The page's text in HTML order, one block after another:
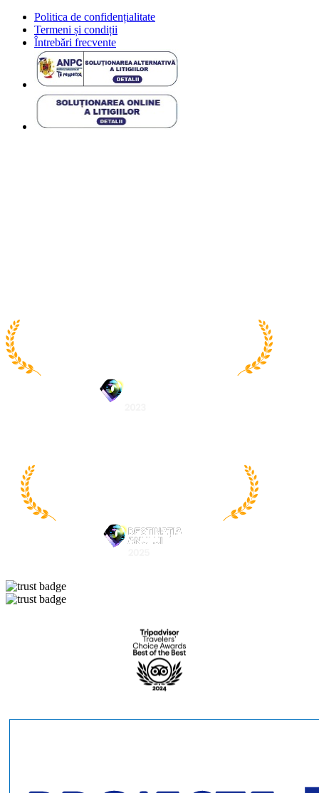
Politica de confidențialitate
Termeni și condiții
Întrebări frecvente